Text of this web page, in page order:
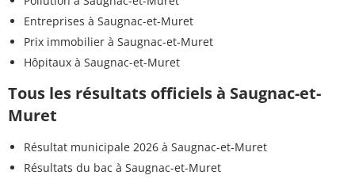
Entreprises à Saugnac-et-Muret
Prix immobilier à Saugnac-et-Muret
Hôpitaux à Saugnac-et-Muret
Tous les résultats officiels à Saugnac-et-
Muret
Résultat municipale 2026 à Saugnac-et-Muret
Résultats du bac à Saugnac-et-Muret